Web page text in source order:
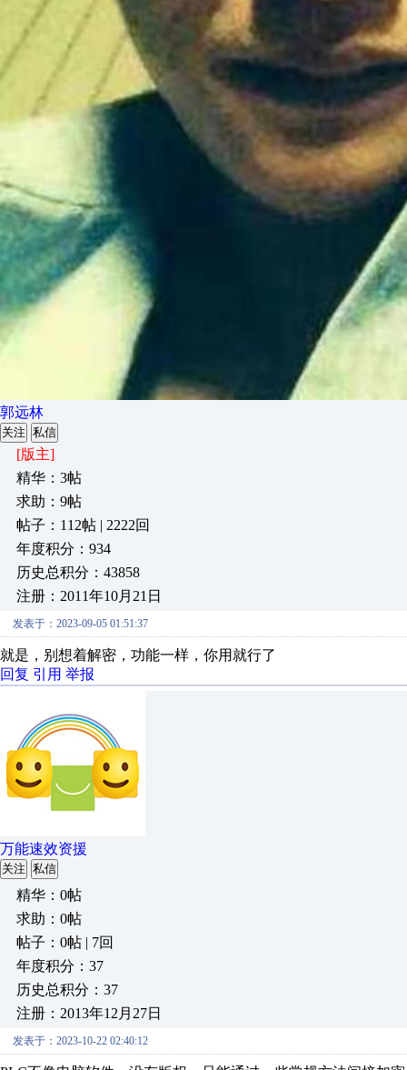
郭远林
关注 私信
[版主]
精华：3帖
求助：9帖
帖子：112帖 | 2222回
年度积分：934
历史总积分：43858
注册：2011年10月21日
发表于：2023-09-05 01:51:37
就是，别想着解密，功能一样，你用就行了
回复 引用 举报
万能速效资援
关注 私信
精华：0帖
求助：0帖
帖子：0帖 | 7回
年度积分：37
历史总积分：37
注册：2013年12月27日
发表于：2023-10-22 02:40:12